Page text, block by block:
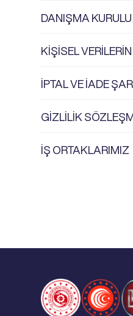
DANIŞMA KURULU
KİŞİSEL
İPTAL VE İADE
GİZLİLİK
İŞ ORTAKLARIMIZ